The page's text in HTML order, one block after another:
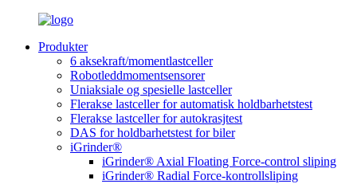
Produkter
6 aksekraft/momentlastceller
Robotleddmomentsensorer
Uniaksiale og spesielle lastceller
Flerakse lastceller for automatisk holdbarhetstest
Flerakse lastceller for autokrasjtest
DAS for holdbarhetstest for biler
iGrinder®
iGrinder® Axial Floating Force-control sliping
iGrinder® Radial Force-kontrollsliping